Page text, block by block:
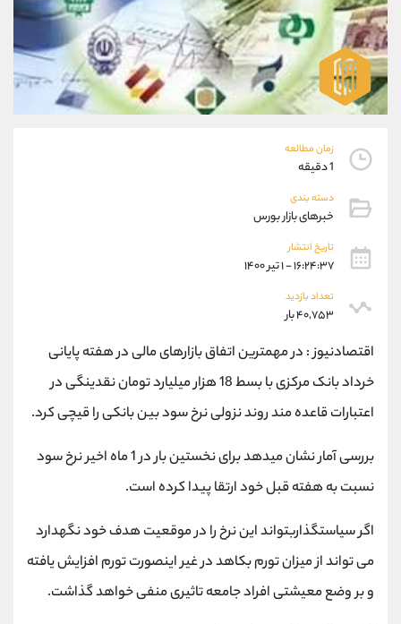
زمان مطالعه
1 دقیقه
دسته بندی
خبرهای بازار بورس
تاریخ انتشار
۱۶:۲۴:۳۷ - ۱ تیر ۱۴۰۰
تعداد بازدید
۴۰,۷۵۳ بار
اقتصادنیوز : در مهمترین اتفاق بازارهای مالی در هفته پایانی
خرداد بانک مرکزی با بسط 18 هزار میلیارد تومان نقدینگی در
اعتبارات قاعده مند روند نزولی نرخ سود بین بانکی را قیچی کرد.
بررسی آمار نشان میدهد برای نخستین بار در 1 ماه اخیر نرخ سود
نسبت به هفته قبل خود ارتقا پیدا کرده است.
اگر سیاستگذاربتواند این نرخ را در موقعیت هدف خود نگهدارد
می تواند از میزان تورم بکاهد در غیر اینصورت تورم افزایش یافته
و بر وضع معیشتی افراد جامعه تاثیری منفی خواهد گذاشت.
09304891085
واتساپ شروع گفتگو
تلگرام @Armteam_admin_103
داخلی 103
موبایل
واتساپ
داخلی
اطلاعات تماس (دفتر فروش)
تلفن
90001030
@alireza.mehrabii
کانال تلگرام @alirezamehrabi_com
کانال بله @alirezamehrabi_official